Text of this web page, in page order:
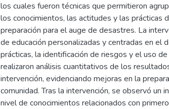
los cuales fueron técnicas que permitieron
los conocimientos, las actitudes y las prácticas
preparación para el auge de desastres. La
de educación personalizadas y centradas en el
prácticas, la identificación de riesgos y el uso
realizaron análisis cuantitativos de los
intervención, evidenciando mejoras en la
comunidad. Tras la intervención, se observó un
nivel de conocimientos relacionados con